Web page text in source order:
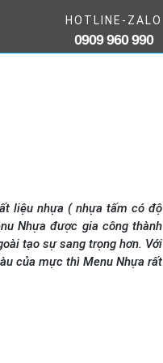
HOTLINE-ZALO
0909 960 990
liệu nhựa ( nhựa tấm có độ
Nhựa được gia công thành
tạo sự sang trọng hơn. Với
của mực thì Menu Nhựa rất